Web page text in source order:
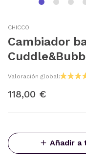
CHICCO
Cambiador
Valoración global:
118,00 €
Añadir a